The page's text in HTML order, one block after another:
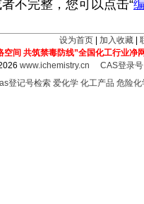
不完整，您可以点击“
设为首页 加入收藏
空间 共筑禁毒防线”全国化工行业净
www.ichemistry.cn
CAS登录
登记号检索 爱化学 化工产品 危险化